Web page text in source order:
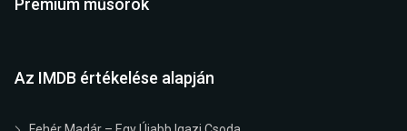
Prémium műsorok
Az IMDB értékelése alapján